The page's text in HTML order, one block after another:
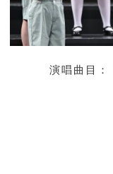
演唱曲目：